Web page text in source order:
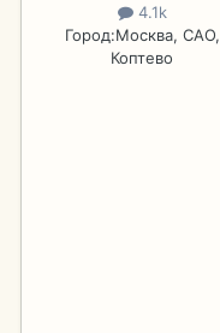
4.1k
Город:Москва, САО,
Коптево